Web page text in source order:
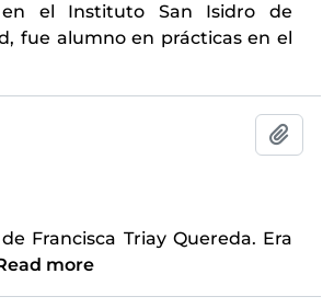
en el Instituto San Isidro de
fue alumno en prácticas en el
Francisca Triay Quereda. Era
more